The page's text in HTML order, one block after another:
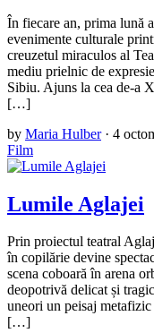
În fiecare an, prima lună
evenimente culturale
creuzetul miraculos al
mediu prielnic de
Sibiu. Ajuns la cea de-a
[…]
by Maria Hulber · 4
Film
Lumile Aglajei
Prin proiectul teatral
în copilărie devine
scena coboară în arena
deopotrivă delicat și
uneori un peisaj
[…]